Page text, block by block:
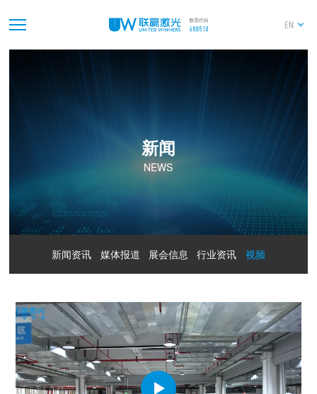
EN
新闻
NEWS
新闻资讯 媒体报道 展会信息 行业资讯 视频